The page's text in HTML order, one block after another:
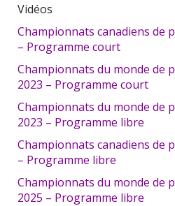
Vidéos
Championnats canadiens de
– Programme court
Championnats du monde de
2023 – Programme court
Championnats du monde de
2023 – Programme libre
Championnats canadiens de
– Programme libre
Championnats du monde de
2025 – Programme libre